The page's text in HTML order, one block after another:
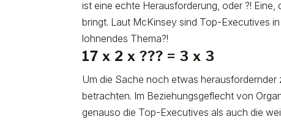
ist eine echte Herausforderung, oder ?!
bringt. Laut McKinsey sind Top-Executives
lohnendes Thema?!
17 x 2 x ??? = 3 x 3
Um die Sache noch etwas herausfordernder
betrachten. Im Beziehungsgeflecht von
genauso die Top-Executives als auch die